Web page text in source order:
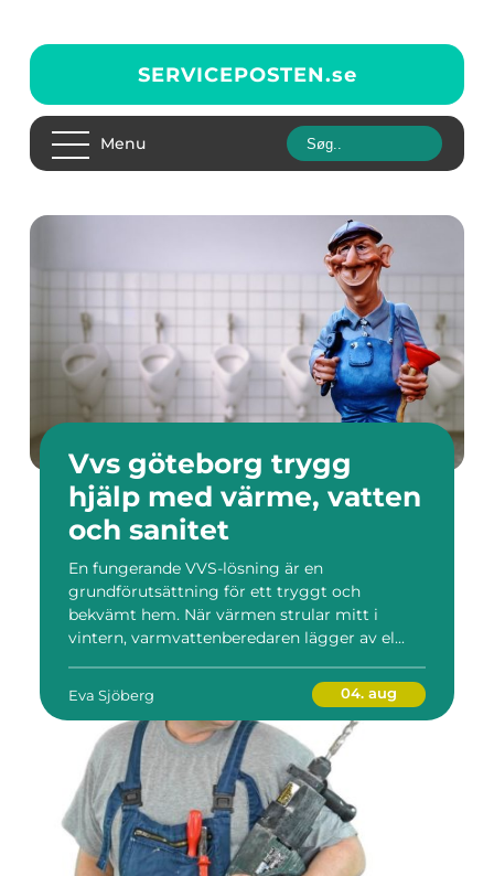
SERVICEPOSTEN.se
Menu
Vvs göteborg trygg
hjälp med värme, vatten
och sanitet
En fungerande VVS-lösning är en
grundförutsättning för ett tryggt och
bekvämt hem. När värmen strular mitt i
vintern, varmvattenberedaren lägger av el...
Eva Sjöberg 04. aug